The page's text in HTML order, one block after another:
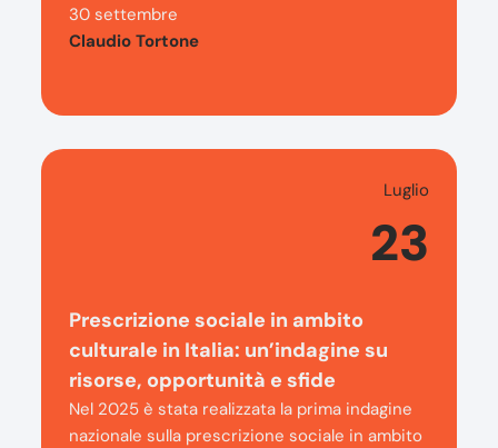
30 settembre
Claudio Tortone
Luglio
23
Prescrizione sociale in ambito
culturale in Italia: un’indagine su
risorse, opportunità e sfide
Nel 2025 è stata realizzata la prima indagine
nazionale sulla prescrizione sociale in ambito